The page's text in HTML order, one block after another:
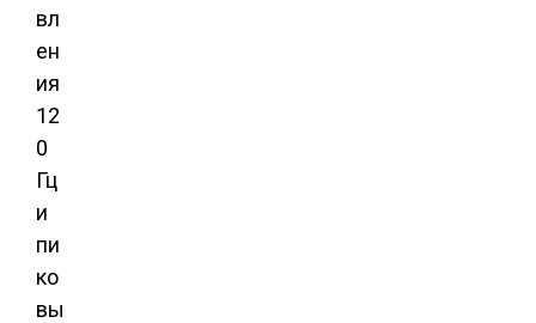
вл
ен
ия
12
0
Гц
и
пи
ко
вы